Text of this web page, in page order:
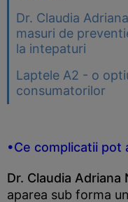
Dr. Claudia
masuri de
la intepaturi
Laptele A2 - o
consumatorilor
•Ce complicatii pot
Dr. Claudia Adriana
aparea sub forma